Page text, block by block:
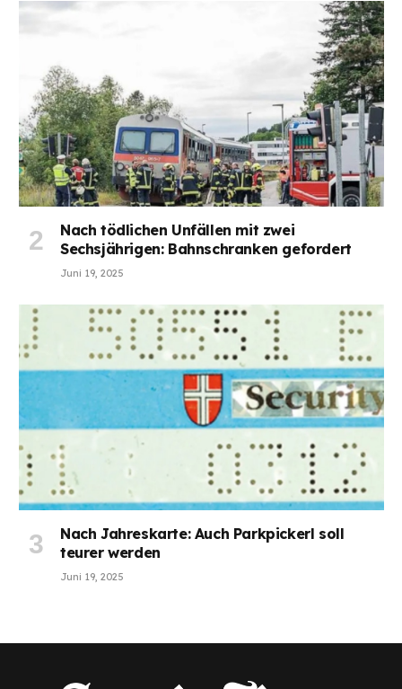
Nach tödlichen Unfällen mit zwei
Sechsjährigen: Bahnschranken gefordert
Juni 19, 2025
Nach Jahreskarte: Auch Parkpickerl soll
teurer werden
Juni 19, 2025